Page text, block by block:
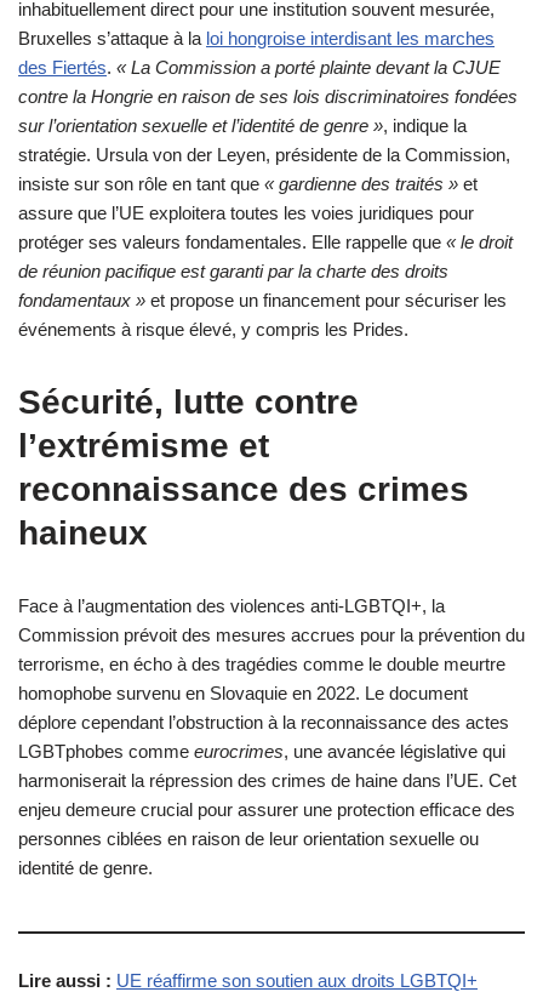
inhabituellement direct pour une institution souvent mesurée,
Bruxelles s’attaque à la loi hongroise interdisant les marches
des Fiertés. « La Commission a porté plainte devant la CJUE
contre la Hongrie en raison de ses lois discriminatoires fondées
sur l’orientation sexuelle et l’identité de genre », indique la
stratégie. Ursula von der Leyen, présidente de la Commission,
insiste sur son rôle en tant que « gardienne des traités » et
assure que l’UE exploitera toutes les voies juridiques pour
protéger ses valeurs fondamentales. Elle rappelle que « le droit
de réunion pacifique est garanti par la charte des droits
fondamentaux » et propose un financement pour sécuriser les
événements à risque élevé, y compris les Prides.
Sécurité, lutte contre
l’extrémisme et
reconnaissance des crimes
haineux
Face à l’augmentation des violences anti-LGBTQI+, la
Commission prévoit des mesures accrues pour la prévention du
terrorisme, en écho à des tragédies comme le double meurtre
homophobe survenu en Slovaquie en 2022. Le document
déplore cependant l’obstruction à la reconnaissance des actes
LGBTphobes comme eurocrimes, une avancée législative qui
harmoniserait la répression des crimes de haine dans l’UE. Cet
enjeu demeure crucial pour assurer une protection efficace des
personnes ciblées en raison de leur orientation sexuelle ou
identité de genre.
Lire aussi : UE réaffirme son soutien aux droits LGBTQI+